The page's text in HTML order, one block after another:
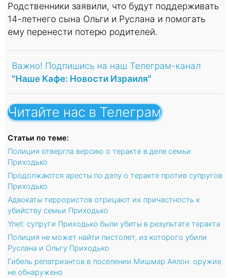
Родственники заявили, что будут поддерживать
14-летнего сына Ольги и Руслана и помогать
ему перенести потерю родителей.
Важно! Подпишись на наш Телеграм-канал
"Наше Кафе: Новости Израиля"
Читайте нас в Телеграм
Статьи по теме:
Полиция отвергла версию о теракте в деле семьи
Приходько
Продолжаются аресты по делу о теракте против супругов
Приходько
Адвокаты террористов отрицают их причастность к
убийству семьи Приходько
Ynet: супруги Приходько были убиты в результате теракта
Полиция не может найти пистолет, из которого убили
Руслана и Ольгу Приходько
Гибель репатриантов в поселении Мишмар Аялон: оружие
не обнаружено